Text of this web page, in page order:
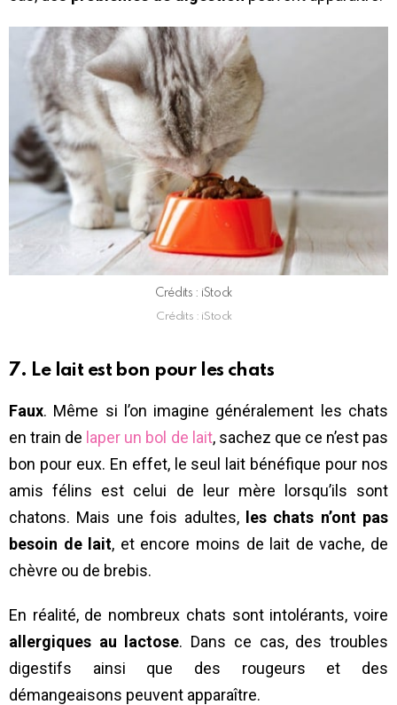
Crédits : iStock
Crédits : iStock
7. Le lait est bon pour les chats
Faux. Même si l’on imagine généralement les chats
en train de laper un bol de lait, sachez que ce n’est pas
bon pour eux. En effet, le seul lait bénéfique pour nos
amis félins est celui de leur mère lorsqu’ils sont
chatons. Mais une fois adultes,les chats n’ont pas
besoin de lait, et encore moins de lait de vache, de
chèvre ou de brebis.
En réalité, de nombreux chats sont intolérants, voire
allergiques au lactose. Dans ce cas, des troubles
digestifs ainsi que des rougeurs et des
démangeaisons peuvent apparaître.